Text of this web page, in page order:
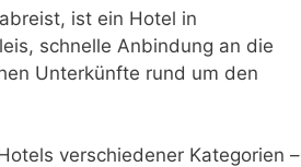
ist ein Hotel in
schnelle Anbindung an die
Unterkünfte rund um den
verschiedener Kategorien –